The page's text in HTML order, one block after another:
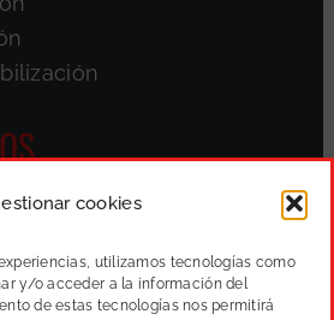
cookies
utilizamos tecnologías como
y/o acceder a la información del
de estas tecnologías nos permitirá